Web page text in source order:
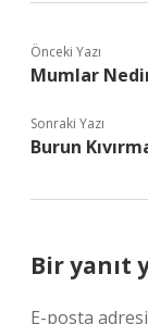
Önceki Yazı
Mumlar
Sonraki Yazı
Burun
Bir yanıt
E-posta